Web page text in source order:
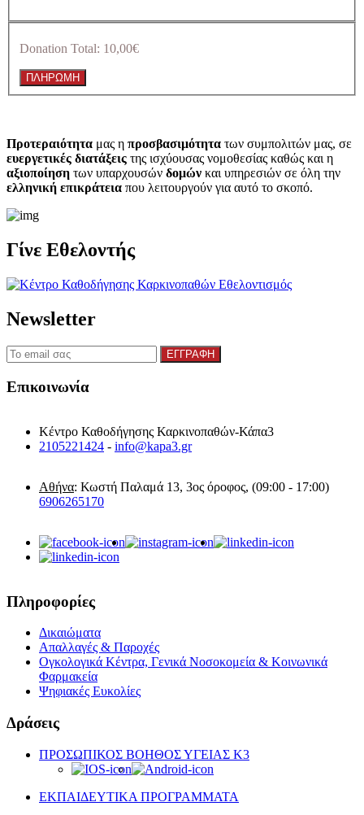
Donation Total: 10,00€
Προτεραιότητα μας η προσβασιμότητα των συμπολιτών μας, σε
ευεργετικές διατάξεις της ισχύουσας νομοθεσίας καθώς και η
αξιοποίηση των υπαρχουσών δομών και υπηρεσιών σε όλη την
ελληνική επικράτεια που λειτουργούν για αυτό το σκοπό.​
Γίνε Εθελοντής
Newsletter
Επικοινωνία
Κέντρο Καθοδήγησης Καρκινοπαθών-Κάπα3
2105221424 - info@kapa3.gr
Αθήνα: Κωστή Παλαμά 13, 3ος όροφος, (09:00 - 17:00)
6906265170
Πληροφορίες
Δικαιώματα
Απαλλαγές & Παροχές
Ογκολογικά Κέντρα, Γενικά Νοσοκομεία & Κοινωνικά
Φαρμακεία
Ψηφιακές Ευκολίες
Δράσεις
ΠΡΟΣΩΠΙΚΟΣ ΒΟΗΘΟΣ ΥΓΕΙΑΣ K3
ΕΚΠΑΙΔΕΥΤΙΚΑ ΠΡΟΓΡΑΜΜΑΤΑ